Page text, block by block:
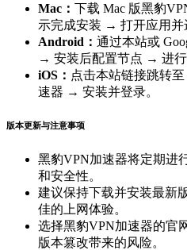
Mac： 下载 Mac 版黑豹
示完成安装 → 打开应用并
Android： 通过本站或
→ 安装后配置节点 → 进行
iOS： 点击本站链接跳转
速器 → 安装并登录。
版本更新与注意事项
黑豹VPN加速器将定期进
和安全性。
建议保持下载并安装最新
佳的上网体验。
选择黑豹VPN加速器的官
版本篡改带来的风险。